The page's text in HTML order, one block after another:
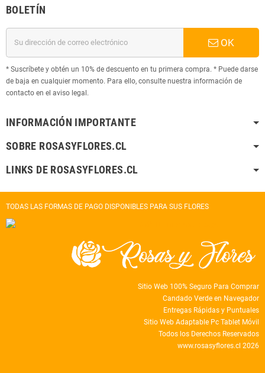
BOLETÍN
OK
* Suscríbete y obtén un 10% de descuento en tu primera compra. * Puede darse
de baja en cualquier momento. Para ello, consulte nuestra información de
contacto en el aviso legal.
INFORMACIÓN IMPORTANTE
SOBRE ROSASYFLORES.CL
LINKS DE ROSASYFLORES.CL
TODAS LAS FORMAS DE PAGO DISPONIBLES PARA SUS FLORES
Sitio Web 100% Seguro Para Comprar
Candado Verde en Navegador
Entregas Rápidas y Puntuales
Sitio Web Adaptable Pc Tablet Móvil
Todos los Derechos Reservados
www.rosasyflores.cl 2026